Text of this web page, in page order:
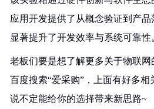
应用开发提供了从概念验证到产品
显著提升了开发效率与系统可靠性
老板们要是想了解更多关于物联
百度搜索“爱采购”，上面有好多相
说不定能给你的选择带来新思路~